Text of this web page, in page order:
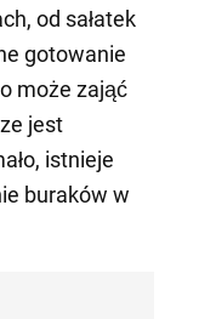
od sałatek
gotowanie
może zająć
jest
istnieje
buraków w